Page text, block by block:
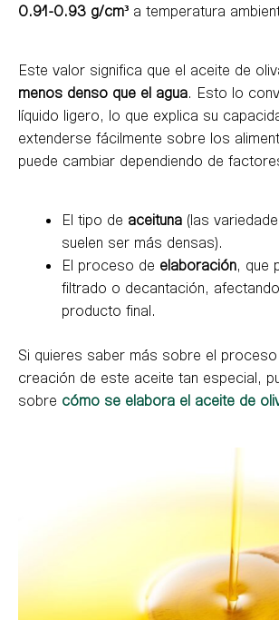
0.91-0.93 g/cm³ a temperatura
Este valor significa que el aceite de
menos denso que el agua. Esto lo
líquido ligero, lo que explica su
extenderse fácilmente sobre los
puede cambiar dependiendo de
El tipo de aceituna (las
suelen ser más densas).
El proceso de elaboración, que
filtrado o decantación,
producto final.
Si quieres saber más sobre el
creación de este aceite tan especial,
sobre cómo se elabora el aceite de